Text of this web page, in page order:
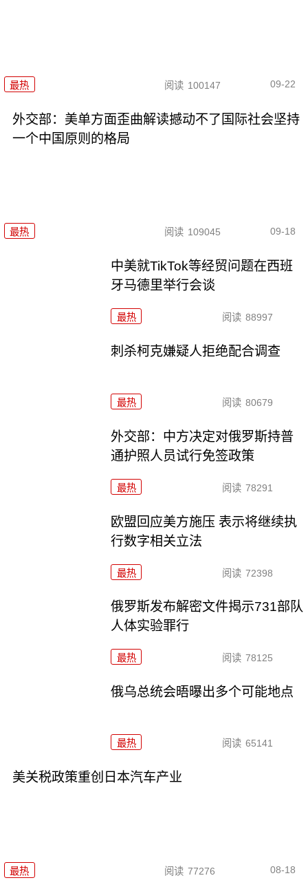
最热 阅读 100147 09-22
外交部：美单方面歪曲解读撼动不了国际社会坚持
一个中国原则的格局
最热 阅读 109045 09-18
中美就TikTok等经贸问题在西班
牙马德里举行会谈
最热 阅读 88997
刺杀柯克嫌疑人拒绝配合调查
最热 阅读 80679
外交部：中方决定对俄罗斯持普
通护照人员试行免签政策
最热 阅读 78291
欧盟回应美方施压 表示将继续执
行数字相关立法
最热 阅读 72398
俄罗斯发布解密文件揭示731部队
人体实验罪行
最热 阅读 78125
俄乌总统会晤曝出多个可能地点
最热 阅读 65141
美关税政策重创日本汽车产业
最热 阅读 77276 08-18